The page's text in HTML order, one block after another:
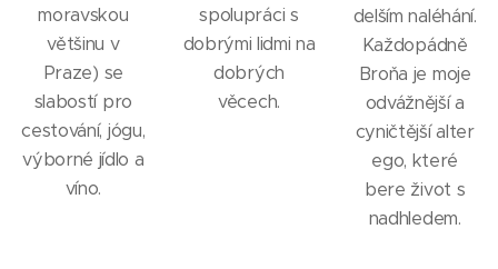
moravskou
většinu v
Praze) se
slabostí pro
cestování, jógu,
výborné jídlo a
víno.
spolupráci s
dobrými lidmi na
dobrých
věcech.
delším naléhání.
Každopádně
Broňa je moje
odvážnější a
cyničtější alter
ego, které
bere život s
nadhledem.